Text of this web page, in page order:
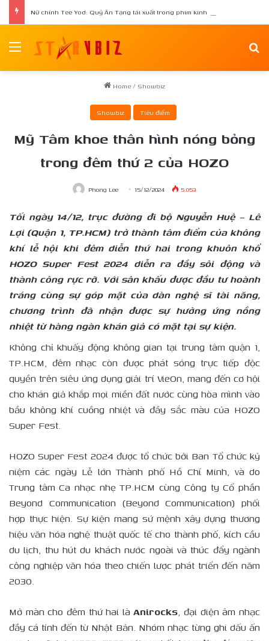
Menu
Home/ Showbiz
Showbiz Tiêu điểm
Mỹ Tâm khoe thân hình nóng bỏng
trong đêm thứ 2 của HOZO
Phong Lee 15/12/2024 5.053
Tối ngày 14/12, trục đường đi bộ Nguyễn Huệ – Lê
Lợi (Quận 1, TP.HCM) trở thành tâm điểm của không
khí lễ hội khi đêm diễn thứ hai trong khuôn khổ
HOZO Super Fest 2024 diễn ra đầy sôi động và
thành công rực rỡ. Với sân khấu được đầu tư hoành
tráng cùng sự góp mặt của dàn nghệ sĩ tài năng,
chương trình đã nhận được sự hưởng ứng nồng
nhiệt từ hàng ngàn khán giả có mặt tại sự kiện.
Không chỉ khuấy động không gian tại trung tâm quận 1,
TP.HCM, đêm nhạc còn được phát sóng trực tiếp độc
quyền trên siêu ứng dụng giải trí VieOn, mang đến cơ hội
cho khán giả khắp mọi miền đất nước cùng hòa mình vào
bầu không khí cuồng nhiệt và đầy sắc màu của HOZO
Super Fest.
HOZO Super Fest 2024 được tổ chức bởi Ban Tổ chức kỷ
niệm các ngày Lễ lớn Thành phố Hồ Chí Minh, và do
Trung tâm Ca nhạc nhẹ TP.HCM cùng Công ty Cổ phần
Beyond Communication (Beyond Communication) phối
hợp thực hiện. Sự kiện mang sứ mệnh xây dựng thương
hiệu văn hóa nghệ thuật quốc tế cho thành phố, kích cầu
du lịch, thu hút du khách nước ngoài và thúc đẩy ngành
công nghiệp văn hóa theo chiến lược phát triển đến năm
2030.
Mở màn cho đêm thứ hai làAnirocks, đại diện âm nhạc
đầy cá tính đến từ Nhật Bản. Nhóm nhạc từng ghi dấu ấn